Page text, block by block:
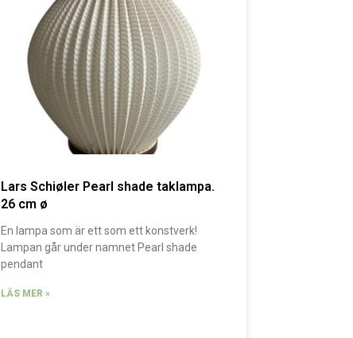
Lars Schiøler Pearl shade taklampa.
26 cm ø
En lampa som är ett som ett konstverk!
Lampan går under namnet Pearl shade
pendant
LÄS MER »